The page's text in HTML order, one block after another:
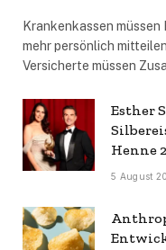
Krankenkassen
mehr persönlich
Versicherte müssen
Esther
Henne
5 August